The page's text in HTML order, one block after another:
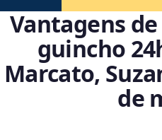
Vantagens
guincho
Marcato,
de